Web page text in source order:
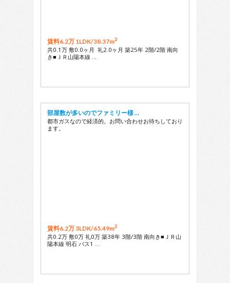
賃料6.2万 1LDK/38.37m2
共0.1万 敷0.0ヶ月 礼2.0ヶ月 築25年 2階/2階 南向
き■ＪＲ山陽本線 …
部屋数が多いのでファミリー様 …
都市ガスなので経済的。お問い合わせお待ちしており
ます。
賃料6.2万 3LDK/65.49m2
共0.2万 敷0万 礼0万 築38年 3階/3階 南向き■ＪＲ山
陽本線 明石 バス1 …